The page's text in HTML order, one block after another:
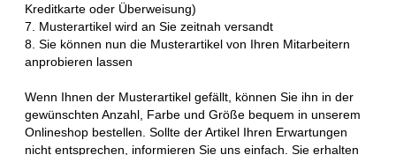
Kreditkarte oder Überweisung)
7. Musterartikel wird an Sie zeitnah versandt
8. Sie können nun die Musterartikel von Ihren Mitarbeitern
anprobieren lassen
Wenn Ihnen der Musterartikel gefällt, können Sie ihn in der
gewünschten Anzahl, Farbe und Größe bequem in unserem
Onlineshop bestellen. Sollte der Artikel Ihren Erwartungen
nicht entsprechen, informieren Sie uns einfach. Sie erhalten